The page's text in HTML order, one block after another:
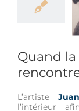
rencontrent
Quand
L’artiste
l’intérieur